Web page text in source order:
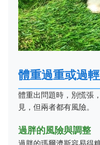
體重過重或過
體重出問題時，別慌張
見，但兩者都有風險。
過胖的風險與調整